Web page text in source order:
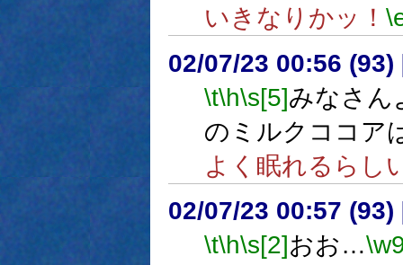
いきなりかッ！
02/07/23 00:56 (93)
\t\h\s[5]みなさん
のミルクココア
よく眠れるらし
02/07/23 00:57 (93)
\t\h\s[2]おお…